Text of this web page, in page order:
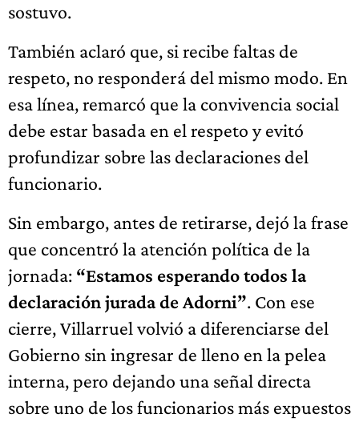
sostuvo.
También aclaró que, si recibe faltas de
respeto, no responderá del mismo modo. En
esa línea, remarcó que la convivencia social
debe estar basada en el respeto y evitó
profundizar sobre las declaraciones del
funcionario.
Sin embargo, antes de retirarse, dejó la frase
que concentró la atención política de la
jornada: “Estamos esperando todos la
declaración jurada de Adorni”. Con ese
cierre, Villarruel volvió a diferenciarse del
Gobierno sin ingresar de lleno en la pelea
interna, pero dejando una señal directa
sobre uno de los funcionarios más expuestos